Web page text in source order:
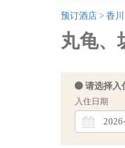
预订酒店 香
丸龟、
请选择入
入住日期